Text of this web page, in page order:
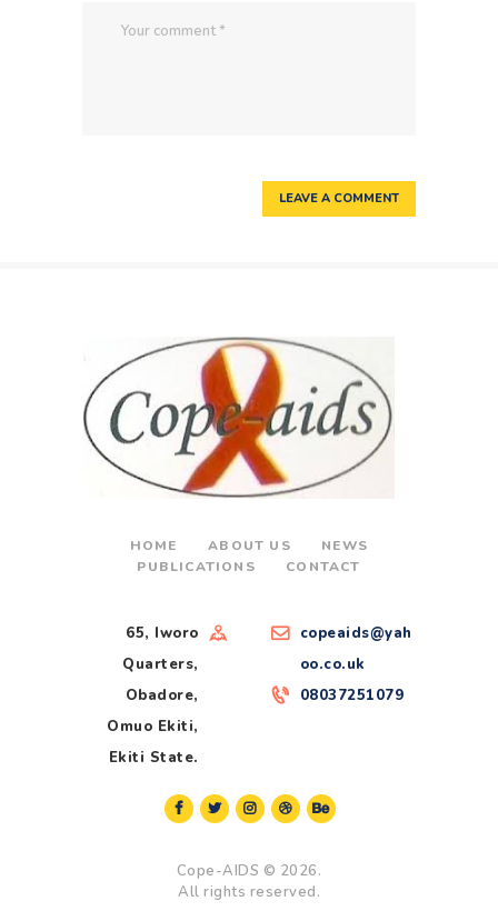
HOME ABOUT US
NEWS
PUBLICATIONS
CONTACT
65, Iworo
Quarters,
Obadore,
Omuo Ekiti,
Ekiti State.
copeaids@yah
oo.co.uk
08037251079
Cope-AIDS © 2026.
All rights reserved.